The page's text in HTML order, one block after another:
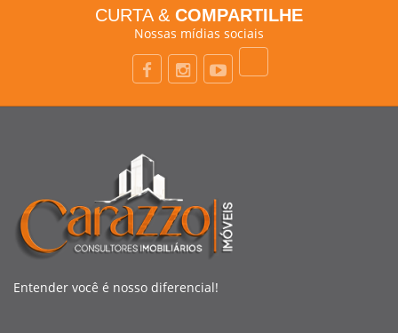
CURTA & COMPARTILHE
Nossas mídias sociais
Entender você é nosso diferencial!